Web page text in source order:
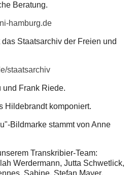
Beratung.
hamburg.de
Staatsarchiv der Freien und
staatsarchiv
und Frank Riede.
Hildebrandt komponiert.
Bildmarke stammt von Anne
Transkribier-Team:
Werdermann, Jutta Schwetlick,